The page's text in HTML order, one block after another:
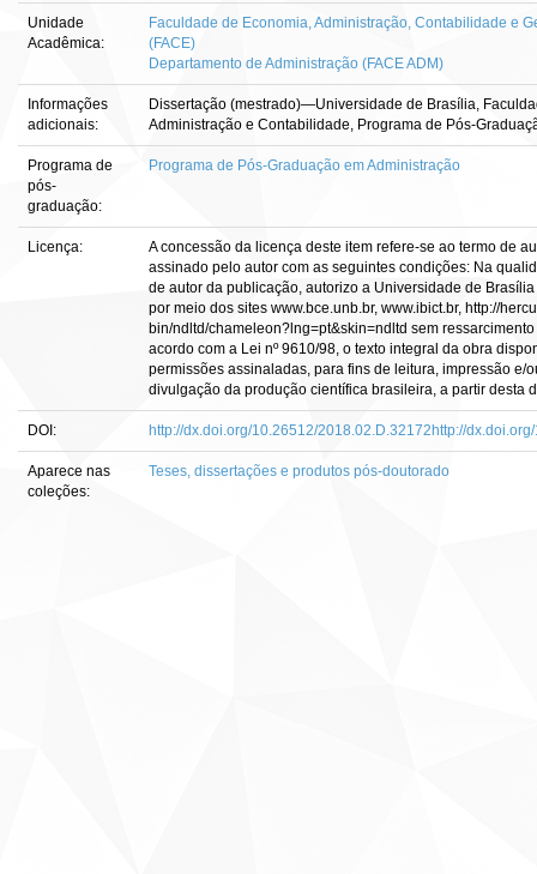
Unidade
Acadêmica:
Faculdade de Economia, Administração, Contabilidade e
(FACE)
Departamento de Administração (FACE ADM)
Informações
adicionais:
Dissertação (mestrado)—Universidade de Brasília,
Administração e Contabilidade, Programa de Pós-
Programa de
pós-
graduação:
Programa de Pós-Graduação em Administração
Licença:
A concessão da licença deste item refere-se ao termo de
assinado pelo autor com as seguintes condições: Na
de autor da publicação, autorizo a Universidade de
por meio dos sites www.bce.unb.br, www.ibict.br, http://
bin/ndltd/chameleon?lng=pt&skin=ndltd sem
acordo com a Lei nº 9610/98, o texto integral da obra
permissões assinaladas, para fins de leitura, impressão e/
divulgação da produção científica brasileira, a partir desta
DOI: http://dx.doi.org/10.26512/2018.02.D.32172http://
Aparece nas
coleções:
Teses, dissertações e produtos pós-doutorado